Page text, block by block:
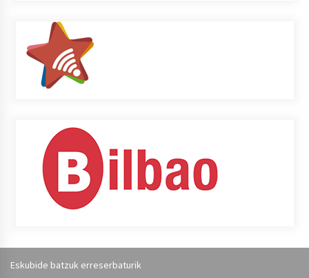
Eskubide batzuk erreserbaturik